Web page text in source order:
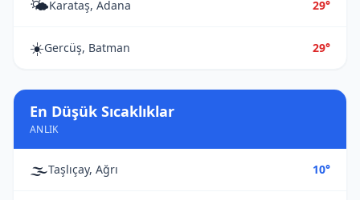
🌤️Karataş, Adana 29°
☀️Gercüş, Batman 29°
En Düşük Sıcaklıklar
ANLIK
🌫️Taşlıçay, Ağrı 10°